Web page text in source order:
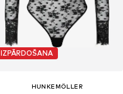
IZPĀRDOŠANA
HUNKEMÖLLER